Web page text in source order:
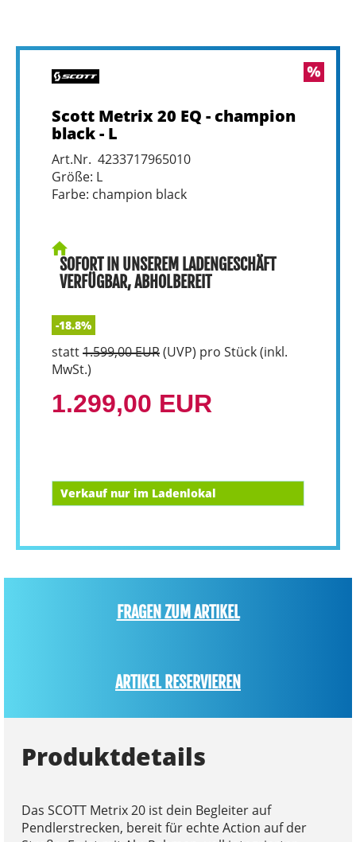
Scott Metrix 20 EQ - champion
black - L
Art.Nr. 4233717965010
Größe: L
Farbe: champion black
SOFORT IN UNSEREM LADENGESCHÄFT
VERFÜGBAR, ABHOLBEREIT
-18.8%
statt1.599,00 EUR(UVP) pro Stück (inkl.
MwSt.)
1.299,00 EUR
Verkauf nur im Ladenlokal
FRAGEN ZUM ARTIKEL
ARTIKEL RESERVIEREN
Produktdetails
Das SCOTT Metrix 20 ist dein Begleiter auf
Pendlerstrecken, bereit für echte Action auf der